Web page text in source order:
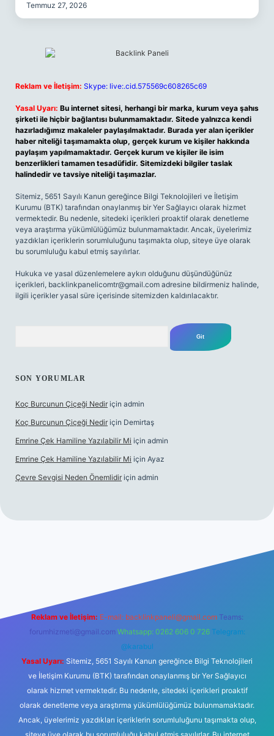
Temmuz 27, 2026
Reklam ve İletişim: Skype: live:.cid.575569c608265c69
Yasal Uyarı: Bu internet sitesi, herhangi bir marka, kurum veya şahıs
şirketi ile hiçbir bağlantısı bulunmamaktadır. Sitede yalnızca kendi
hazırladığımız makaleler paylaşılmaktadır. Burada yer alan içerikler
haber niteliği taşımamakta olup, gerçek kurum ve kişiler hakkında
paylaşım yapılmamaktadır. Gerçek kurum ve kişiler ile isim
benzerlikleri tamamen tesadüfidir. Sitemizdeki bilgiler taslak
halindedir ve tavsiye niteliği taşımazlar.
Sitemiz, 5651 Sayılı Kanun gereğince Bilgi Teknolojileri ve İletişim
Kurumu (BTK) tarafından onaylanmış bir Yer Sağlayıcı olarak hizmet
vermektedir. Bu nedenle, sitedeki içerikleri proaktif olarak denetleme
veya araştırma yükümlülüğümüz bulunmamaktadır. Ancak, üyelerimiz
yazdıkları içeriklerin sorumluluğunu taşımakta olup, siteye üye olarak
bu sorumluluğu kabul etmiş sayılırlar.
Hukuka ve yasal düzenlemelere aykırı olduğunu düşündüğünüz
içerikleri, backlinkpanelicomtr@gmail.com adresine bildirmeniz halinde,
ilgili içerikler yasal süre içerisinde sitemizden kaldırılacaktır.
SON YORUMLAR
Koç Burcunun Çiçeği Nedir için admin
Koç Burcunun Çiçeği Nedir için Demirtaş
Emrine Çek Hamiline Yazılabilir Mi için admin
Emrine Çek Hamiline Yazılabilir Mi için Ayaz
Çevre Sevgisi Neden Önemlidir için admin
Reklam ve İletişim: E-mail: backlinkpaneli@gmail.com Teams:
forumhizmeti@gmail.com Whatsapp: 0262 606 0 726 Telegram:
@karabul
Yasal Uyarı: Sitemiz, 5651 Sayılı Kanun gereğince Bilgi Teknolojileri
ve İletişim Kurumu (BTK) tarafından onaylanmış bir Yer Sağlayıcı
olarak hizmet vermektedir. Bu nedenle, sitedeki içerikleri proaktif
olarak denetleme veya araştırma yükümlülüğümüz bulunmamaktadır.
Ancak, üyelerimiz yazdıkları içeriklerin sorumluluğunu taşımakta olup,